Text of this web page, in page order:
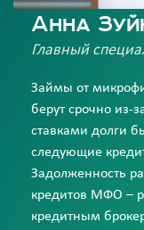
Анна
Главный
Займы от
берут срочно из-
ставками долги
следующие
Задолженность
кредитов МФО –
кредитным